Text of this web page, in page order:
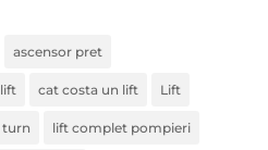
ascensor pret
cat costa un lift Lift
turn lift complet pompieri